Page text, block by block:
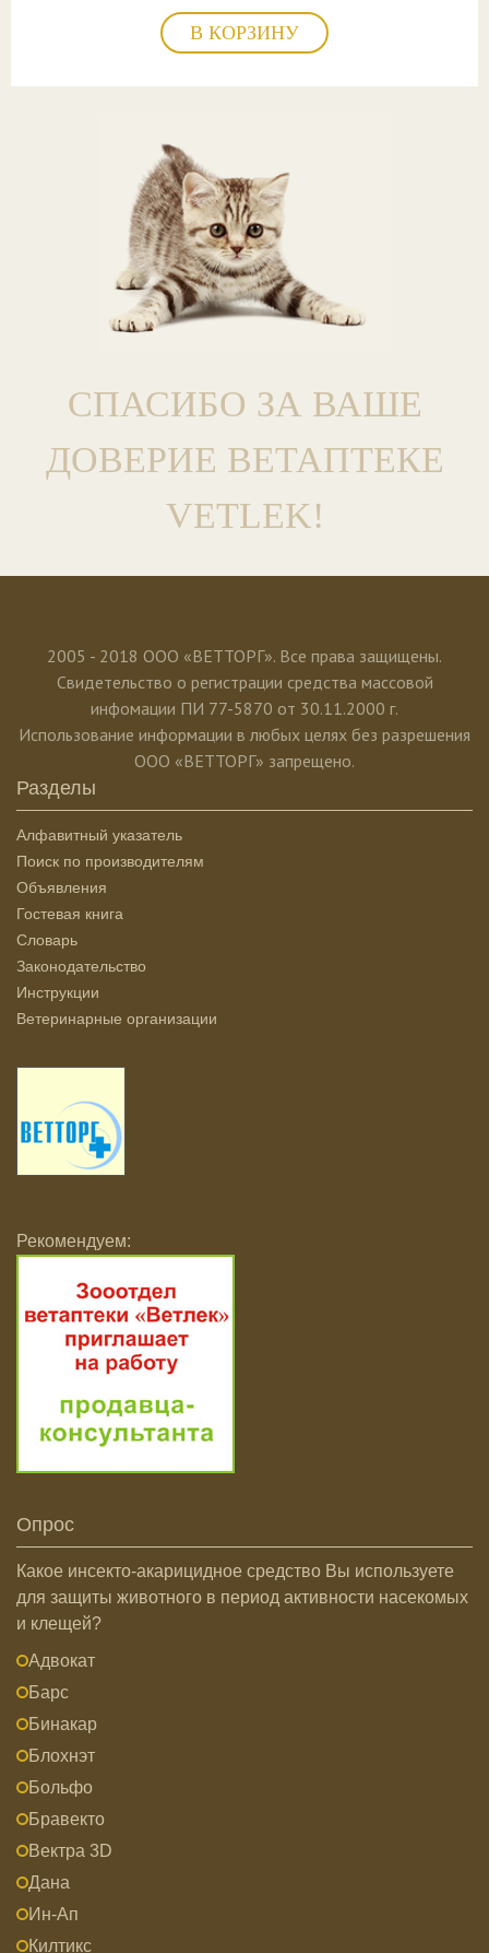
В КОРЗИНУ
СПАСИБО ЗА ВАШЕ
ДОВЕРИЕ ВЕТАПТЕКЕ
VETLEK!
2005 - 2018 ООО «ВЕТТОРГ». Все права защищены.
Свидетельство о регистрации средства массовой
инфомации ПИ 77-5870 от 30.11.2000 г.
Использование информации в любых целях без разрешения
ООО «ВЕТТОРГ» запрещено.
Разделы
Алфавитный указатель
Поиск по производителям
Объявления
Гостевая книга
Словарь
Законодательство
Инструкции
Ветеринарные организации
Рекомендуем:
Опрос
Какое инсекто-акарицидное средство Вы используете
для защиты животного в период активности насекомых
и клещей?
Адвокат
Барс
Бинакар
Блохнэт
Больфо
Бравекто
Вектра 3D
Дана
Ин-Ап
Килтикс